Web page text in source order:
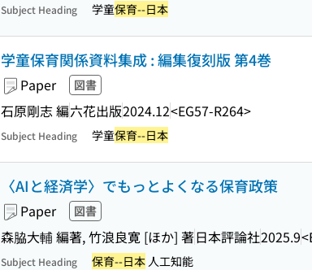
Subject Heading 学童保育--日本
学童保育関係資料集成 : 編集復刻版 第4巻
Paper 図書
石原剛志 編六花出版2024.12<EG57-R264>
Subject Heading 学童保育--日本
〈AIと経済学〉でもっとよくなる保育政策
Paper 図書
森脇大輔 編著, 竹浪良寛 [ほか] 著日本評論社2025.9
Subject Heading 保育--日本 人工知能